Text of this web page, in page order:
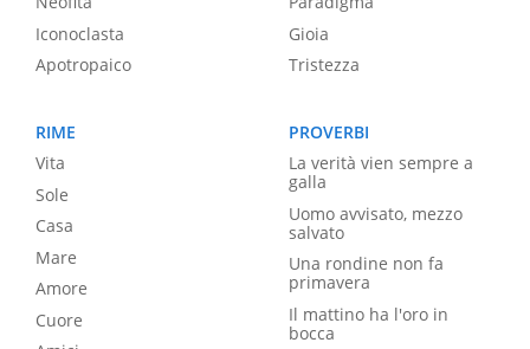
Iconoclasta
Apotropaico
Gioia
Tristezza
RIME
Vita
Sole
Casa
Mare
Amore
Cuore
PROVERBI
La verità vien sempre a
galla
Uomo avvisato, mezzo
salvato
Una rondine non fa
primavera
Il mattino ha l'oro in
bocca